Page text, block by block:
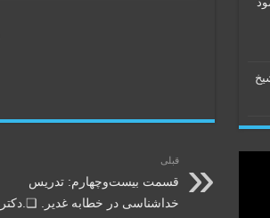
قبلی
قسمت بیست‌وچهارم: تدریس
خدا‌شناسی در خطابه غدیر. ❏.دکتر‌